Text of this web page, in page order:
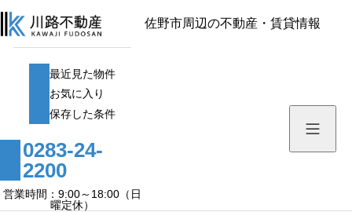
保存した条件
家探し・活用の豆知識
佐野市周辺の不動産・賃貸情報
最近見た物件
お気に入り
保存した条件
0283-24-
2200
営業時間：9:00～18:00（日
曜定休）